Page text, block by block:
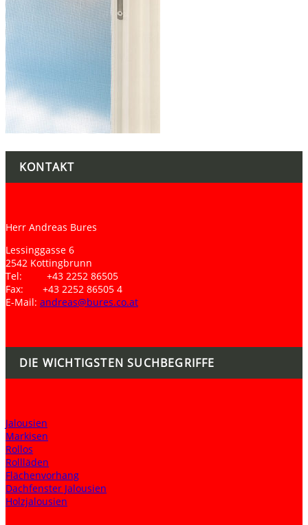
KONTAKT
Herr Andreas Bures
Lessinggasse 6
2542 Kottingbrunn
Tel: +43 2252 86505
Fax: +43 2252 86505 4
E-Mail: andreas@bures.co.at
DIE WICHTIGSTEN SUCHBEGRIFFE
Jalousien
Markisen
Rollos
Rollläden
Flächenvorhang
Dachfenster Jalousien
Holzjalousien